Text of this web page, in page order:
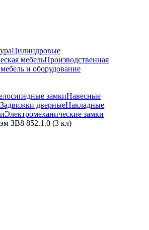
Цилиндровые
мебельПроизводственная
и оборудование
замкиНавесные
Задвижки дверныеНакладные
Электромеханические замки
ЗВ8 852.1.0 (3 кл)